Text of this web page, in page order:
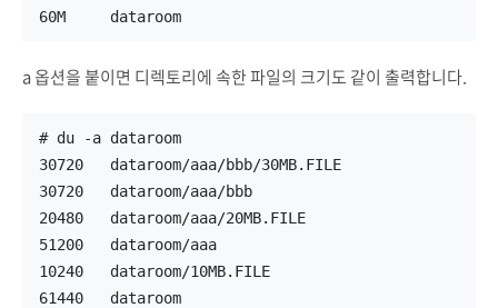
60M     dataroom
a 옵션을 붙이면 디렉토리에 속한 파일의 크기도 같이 출력합니다.
# du -a dataroom
30720   dataroom/aaa/bbb/30MB.FILE
30720   dataroom/aaa/bbb
20480   dataroom/aaa/20MB.FILE
51200   dataroom/aaa
10240   dataroom/10MB.FILE
61440   dataroom